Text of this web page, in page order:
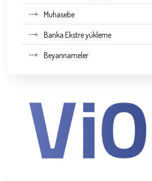
Muhasebe
Banka Ekstre yükleme
Beyannameler